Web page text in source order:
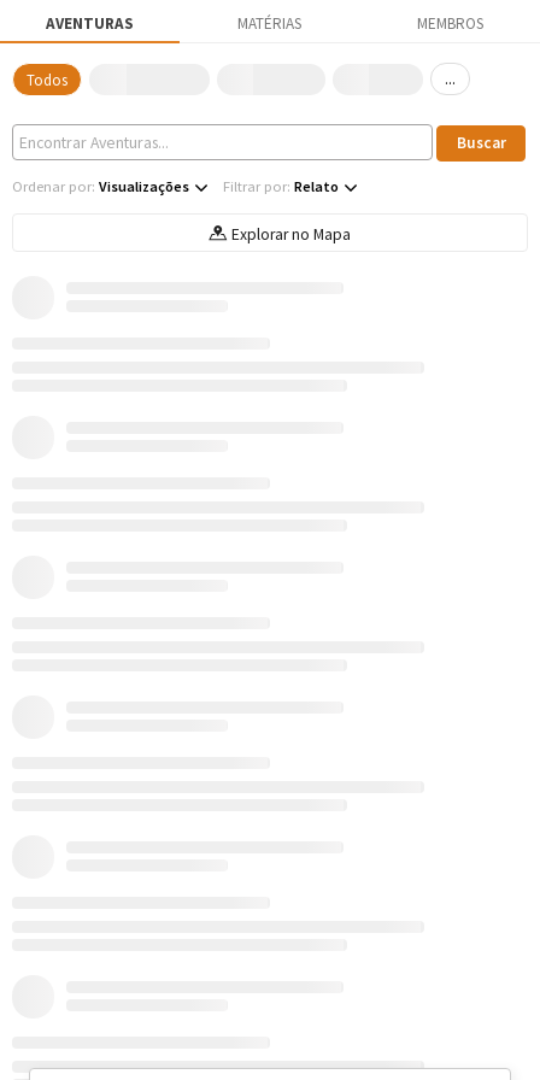
AVENTURAS MATÉRIAS MEMBROS
Todos ...
Ordenar por: Visualizações Filtrar por: Relato
Explorar no Mapa